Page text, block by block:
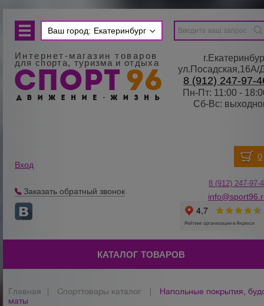
Ваш город: Екатеринбург
Интернет-магазин товаров
для спорта, туризма и отдыха
8 (912) 247-97-
Пн-Пт: 11:00 -
Сб-Вс:
Вход
Заказать обратный звонок
8 (912) 247-97-
КАТАЛОГ ТОВАРОВ
Главная Спорттовары каталог
Напольные покрытия,
маты